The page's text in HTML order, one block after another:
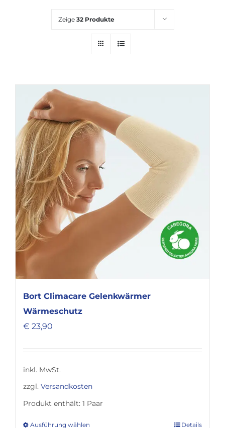
Zeige 32 Produkte
Bort Climacare Gelenkwärmer
Wärmeschutz
€ 23,90
inkl. MwSt.
zzgl. Versandkosten
Produkt enthält: 1 Paar
Ausführung wählen Details